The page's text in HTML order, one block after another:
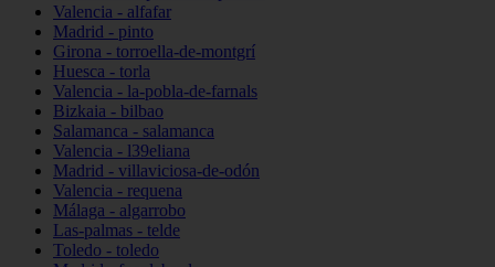
Valencia - alfafar
Madrid - pinto
Girona - torroella-de-montgrí
Huesca - torla
Valencia - la-pobla-de-farnals
Bizkaia - bilbao
Salamanca - salamanca
Valencia - l39eliana
Madrid - villaviciosa-de-odón
Valencia - requena
Málaga - algarrobo
Las-palmas - telde
Toledo - toledo